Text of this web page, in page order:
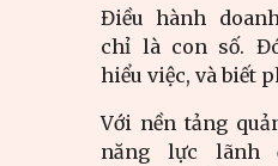
Điều hành
chỉ là con số.
hiểu việc, và biết
Với nền tảng
năng lực lãnh